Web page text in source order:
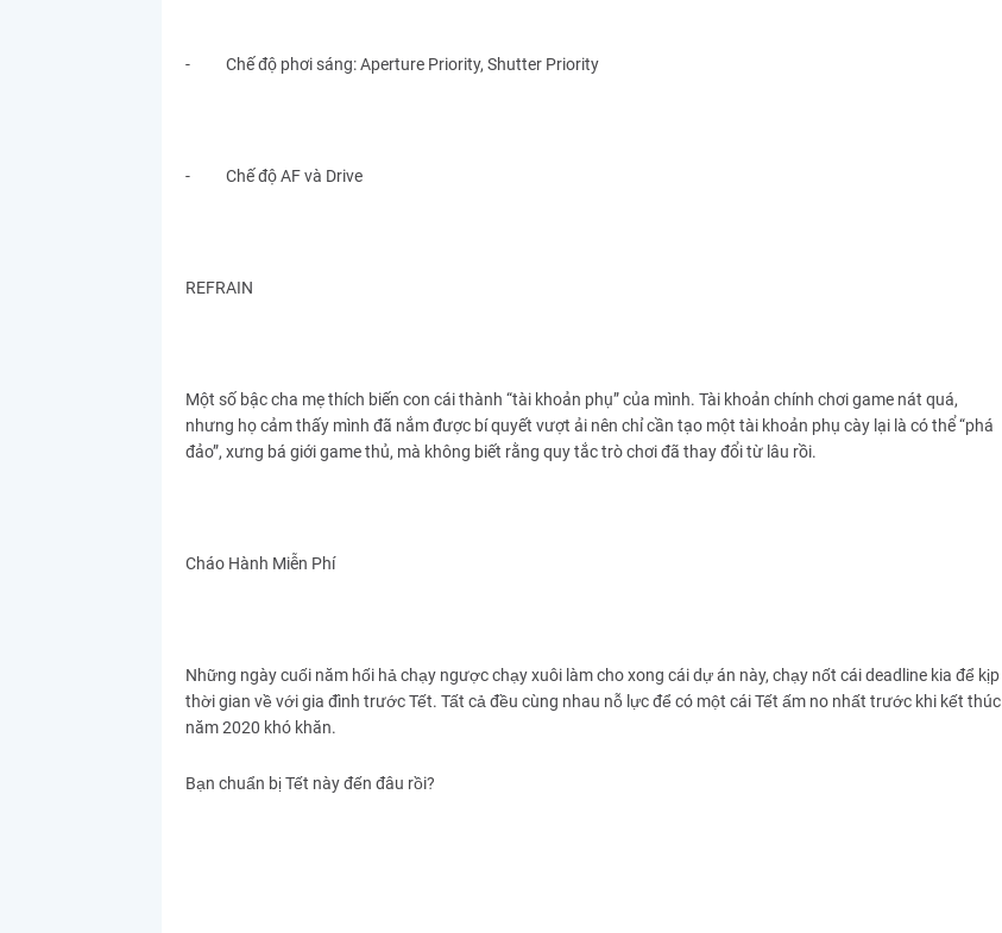
- Chế độ phơi sáng: Aperture Priority, Shutter Priority
- Chế độ AF và Drive
REFRAIN
Một số bậc cha mẹ thích biến con cái thành “tài khoản phụ” của mình. Tài khoản chính chơi game nát quá,
nhưng họ cảm thấy mình đã nắm được bí quyết vượt ải nên chỉ cần tạo một tài khoản phụ cày lại là có thể “phá
đảo”, xưng bá giới game thủ, mà không biết rằng quy tắc trò chơi đã thay đổi từ lâu rồi.
Cháo Hành Miễn Phí
Những ngày cuối năm hối hả chạy ngược chạy xuôi làm cho xong cái dự án này, chạy nốt cái deadline kia để kịp
thời gian về với gia đình trước Tết. Tất cả đều cùng nhau nỗ lực để có một cái Tết ấm no nhất trước khi kết thúc
năm 2020 khó khăn.
Bạn chuẩn bị Tết này đến đâu rồi?